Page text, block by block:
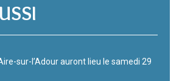
sur-l’Adour auront lieu le samedi 29